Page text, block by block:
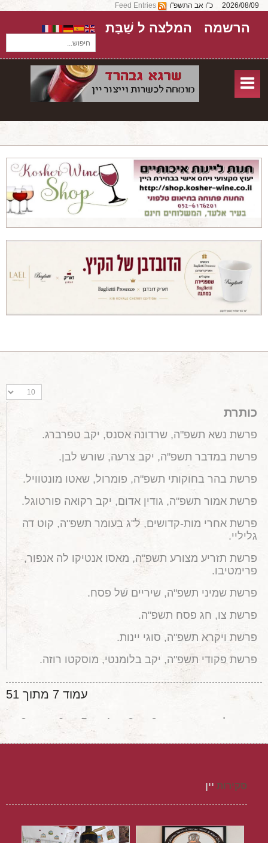
כ"ו אב התשפ"ו Feed Entries
חיפוש...
הרשמה המלצה ל שַׁבָּת
אודות
שירותים
יקבים
מאמרים
טורים על יקבים
מאמרים מקצועיים
מאמרים הלכתיים
המלצות יין לְ שַׁבָּת
חדשות ועדכונים
צור קשר
כותרת
פרשת נשא תשפ"ה, שרדונה אסנס, יקב טפרברג.
פרשת במדבר תשפ"ה, יקב צרעה, שורש לבן.
פרשת בהר בחוקותי תשפ"ה, פומרול, שאטו מונטוויל.
פרשת אמור תשפ"ה, גודין אדום, יקב רקואה פורטוגל.
פרשת אחרי מות-קדושים, ל"ג בעומר תשפ"ה, קוט דה
גליליי.
פרשת תזריע מצורע תשפ"ה, מאסו אנטיקו לה אנפור,
פרימטיבו.
פרשת שמיני תשפ"ה, שיריים של פסח.
פרשת צו, חג פסח תשפ"ה.
פרשת ויקרא תשפ"ה, סוגי יינות.
פרשת פקודי תשפ"ה, יקב בלומנטי, מוסקטו רוזה.
עמוד 7 מתוך 51
התחלה 2
3
4
5
6
8
9
סקירות יין